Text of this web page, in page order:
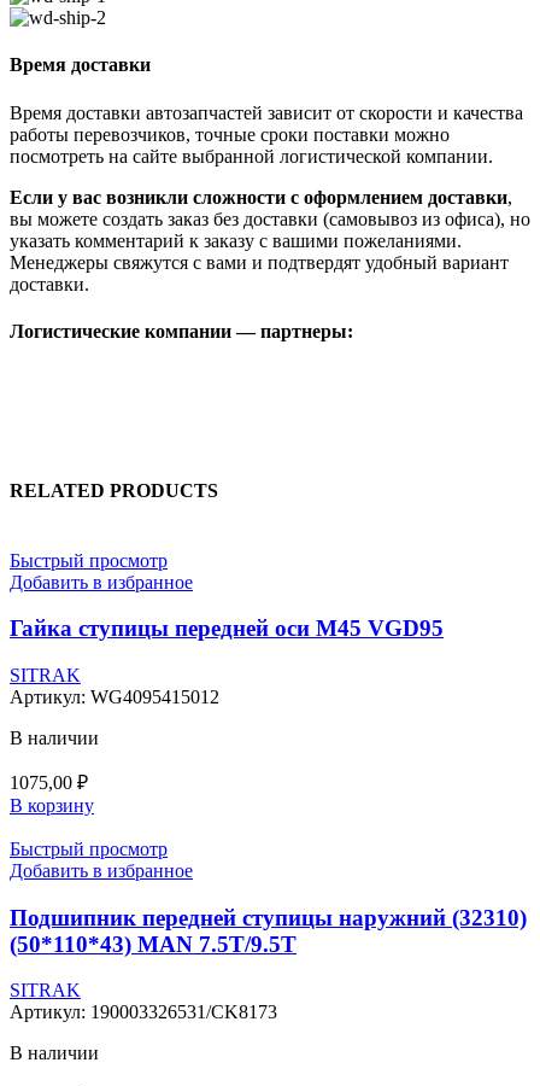
Время доставки
Время доставки автозапчастей зависит от скорости и качества
работы перевозчиков, точные сроки поставки можно
посмотреть на сайте выбранной логистической компании.
Если у вас возникли сложности с оформлением доставки,
вы можете создать заказ без доставки (самовывоз из офиса), но
указать комментарий к заказу с вашими пожеланиями.
Менеджеры свяжутся с вами и подтвердят удобный вариант
доставки.
Логистические компании — партнеры:
RELATED PRODUCTS
Быстрый просмотр
Добавить в избранное
Гайка ступицы передней оси М45 VGD95
SITRAK
Артикул: WG4095415012
В наличии
1075,00 ₽
В корзину
Быстрый просмотр
Добавить в избранное
Подшипник передней ступицы наружний (32310)
(50*110*43) MAN 7.5T/9.5T
SITRAK
Артикул: 190003326531/CK8173
В наличии